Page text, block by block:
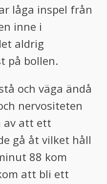
låga inspel från
inne i
aldrig
på bollen.
och väga ändå
nervositeten
av att ett
gå åt vilket håll
88 kom
att bli ett